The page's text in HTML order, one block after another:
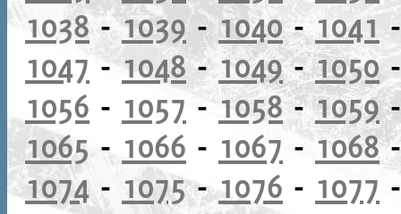
1038-1039-1040- 1041
1047 -1048- 1049-1050
1056 - 1057 -1058-1059
1065- 1066 - 1067 - 1068
1074- 1075-1076 - 1077